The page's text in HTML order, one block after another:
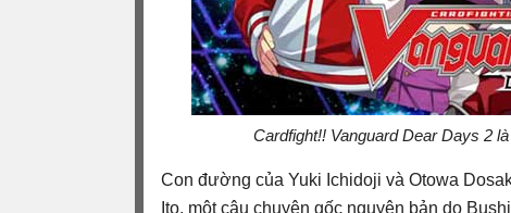
Cardfight!! Vanguard Dear Days 2
Con đường của Yuki Ichidoji và Otowa
Ito, một câu chuyện gốc nguyên bản do